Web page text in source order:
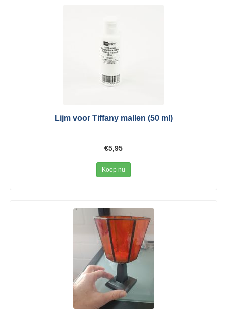
Lijm voor Tiffany mallen (50 ml)
€5,95
Koop nu